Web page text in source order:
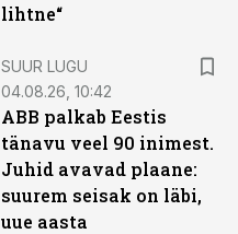
lihtne“
SUUR LUGU
04.08.26, 10:42
ABB palkab Eestis
tänavu veel 90 inimest.
Juhid avavad plaane:
suurem seisak on läbi,
uue aasta